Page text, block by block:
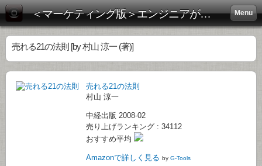
＜マーケティング版＞エンジニアがビジネス書を斬る！: Menu
売れる21の法則 [by 村山 涼一 (著)]
売れる21の法則
村山 涼一
中経出版 2008-02
売り上げランキング : 34112
おすすめ平均
Amazonで詳しく見る by G-Tools